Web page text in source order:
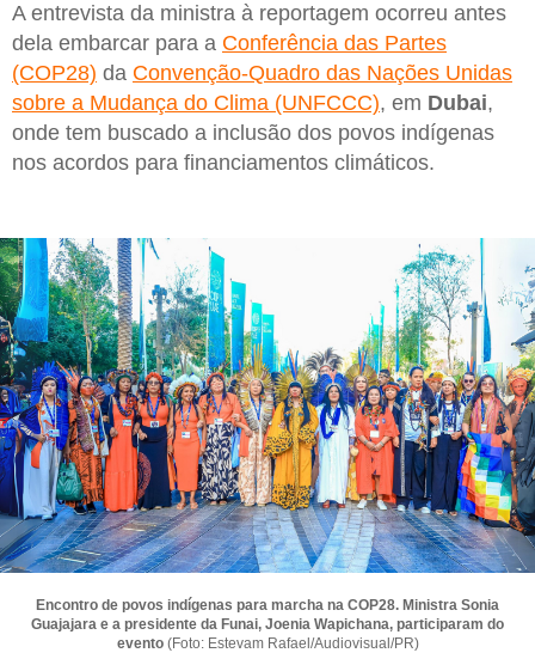
A entrevista da ministra à reportagem ocorreu antes
dela embarcar para a Conferência das Partes
(COP28) da Convenção-Quadro das Nações Unidas
sobre a Mudança do Clima (UNFCCC), em Dubai,
onde tem buscado a inclusão dos povos indígenas
nos acordos para financiamentos climáticos.
Encontro de povos indígenas para marcha na COP28. Ministra Sonia
Guajajara e a presidente da Funai, Joenia Wapichana, participaram do
evento(Foto: Estevam Rafael/Audiovisual/PR)